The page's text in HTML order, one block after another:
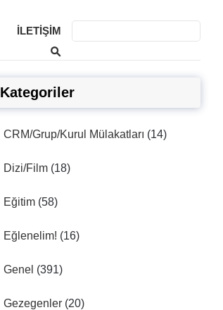
İLETIŞIM
Kategoriler
CRM/Grup/Kurul Mülakatları (14)
Dizi/Film (18)
Eğitim (58)
Eğlenelim! (16)
Genel (391)
Gezegenler (20)